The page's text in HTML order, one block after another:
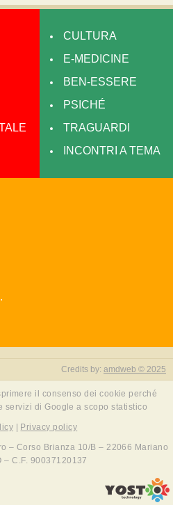
CULTURA
E-MEDICINE
BEN-ESSERE
PSICHÉ
TRAGUARDI
INCONTRI A TEMA
Credits by: amdweb © 2025
il consenso dei cookie perché
servizi di Google a scopo statistico
| Privacy policy
– Corso Brianza 10/B – 22066 Mariano
– C.F. 90037120137